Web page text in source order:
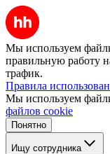
Мы используем
правильную работу
трафик.
Правила
Мы используем
файлов cookie
Понятно
Ищу сотрудника